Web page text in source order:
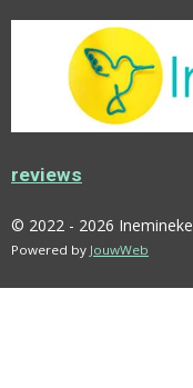
T
A
R
T
O
K
reviews
© 2022 - 2026 Inemineke
Powered by JouwWeb